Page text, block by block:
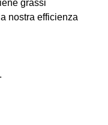
grassi
nostra efficienza